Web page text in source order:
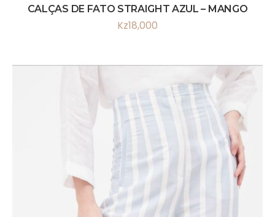
CALÇAS DE FATO STRAIGHT AZUL – MANGO
Kz18,000